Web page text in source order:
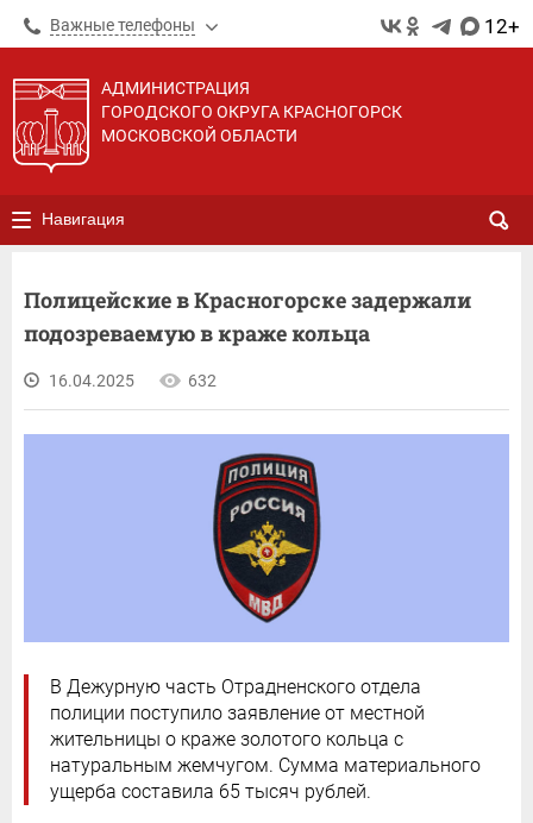
Важные телефоны 12+
АДМИНИСТРАЦИЯ
ГОРОДСКОГО ОКРУГА КРАСНОГОРСК
МОСКОВСКОЙ ОБЛАСТИ
Навигация
Полицейские в Красногорске задержали
подозреваемую в краже кольца
16.04.2025 632
В Дежурную часть Отрадненского отдела
полиции поступило заявление от местной
жительницы о краже золотого кольца с
натуральным жемчугом. Сумма материального
ущерба составила 65 тысяч рублей.